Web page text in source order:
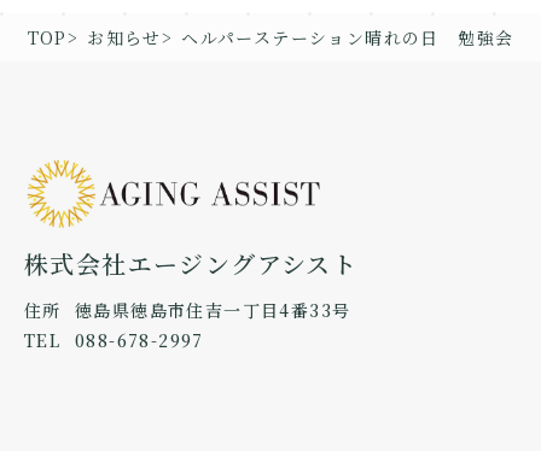
TOP お知らせ ヘルパーステーション晴れの日 勉強会
株式会社エージングアシスト
住所
徳島県徳島市住吉一丁目4番33号
TEL
088-678-2997